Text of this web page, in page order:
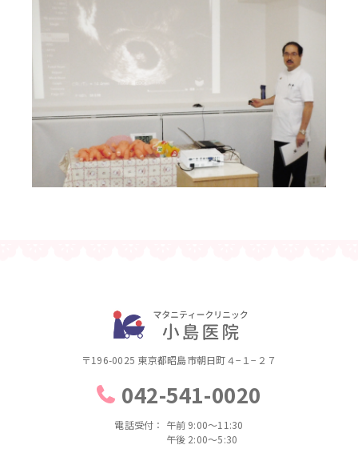
〒196-0025 東京都昭島市朝日町４−１−２７
042-541-0020
電話受付： 午前 9:00～11:30
午後 2:00～5:30